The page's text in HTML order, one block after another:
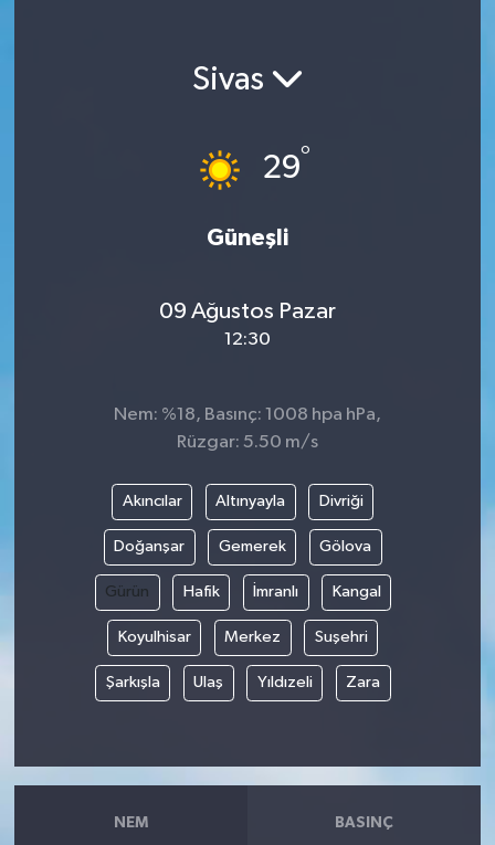
Sivas
29°
Güneşli
09 Ağustos Pazar
12:30
Nem: %18, Basınç: 1008 hpa hPa,
Rüzgar: 5.50 m/s
Akıncılar Altınyayla Divriği
Doğanşar Gemerek Gölova
Gürün Hafik İmranlı Kangal
Koyulhisar Merkez Suşehri
Şarkışla Ulaş Yıldızeli Zara
NEM BASINÇ